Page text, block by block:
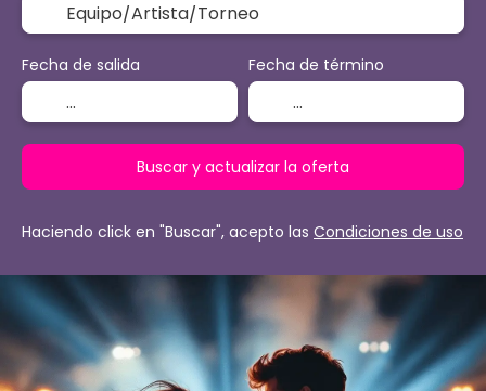
Fecha de salida Fecha de término
Buscar y actualizar la oferta
Haciendo click en "Buscar", acepto las Condiciones de uso